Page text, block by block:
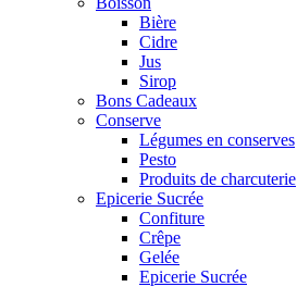
Bière
Cidre
Jus
Sirop
Bons Cadeaux
Conserve
Légumes en conserves
Pesto
Produits de charcuterie
Epicerie Sucrée
Confiture
Crêpe
Gelée
Epicerie Sucrée